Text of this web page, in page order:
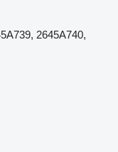
2645A740,